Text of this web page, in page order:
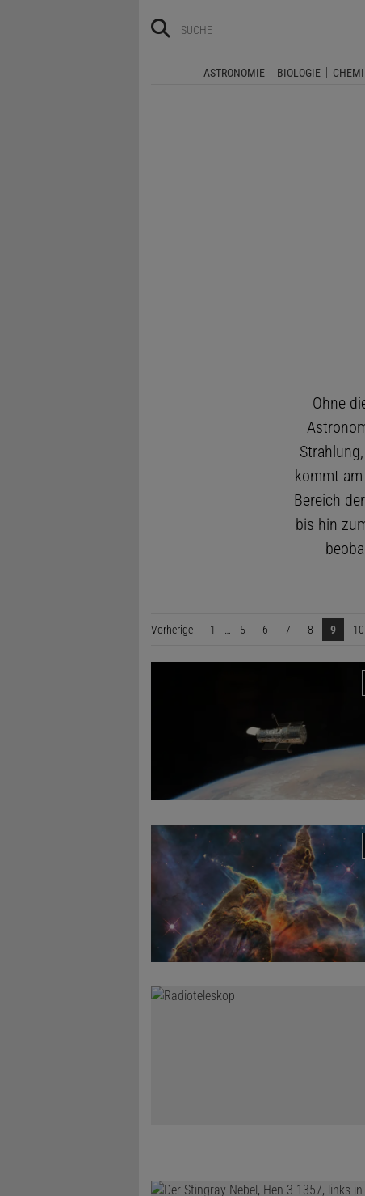
ASTRONOMIE BIOLOGIE
Ohne
kommt
Bereich
bis hin
Vorherige Seite1 … 5 6 7 8 9 10